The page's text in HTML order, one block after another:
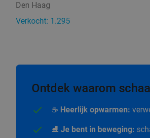
Den Haag
Verkocht: 1.295
Ontdek waarom
☕ Heerlijk opwarmen:
⛸️ Je bent in beweging: